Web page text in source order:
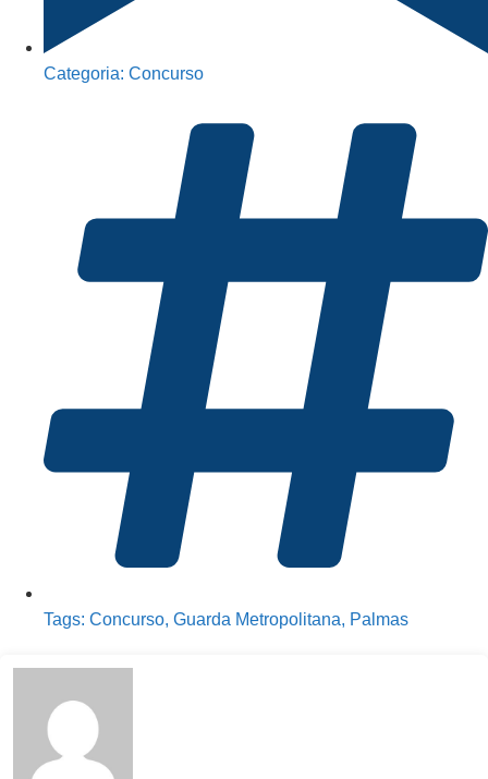
Categoria: Concurso
Tags: Concurso, Guarda Metropolitana, Palmas